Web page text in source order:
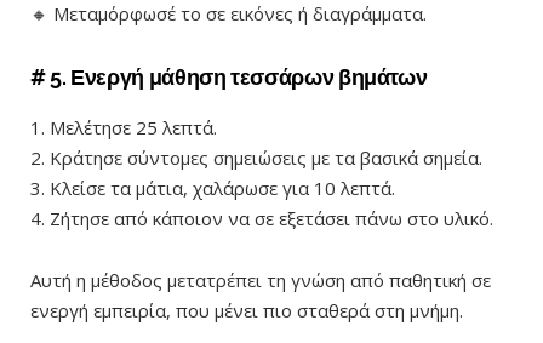
🔸 Μεταμόρφωσέ το σε εικόνες ή διαγράμματα.
# 5. Ενεργή μάθηση τεσσάρων βημάτων
1. Μελέτησε 25 λεπτά.
2. Κράτησε σύντομες σημειώσεις με τα βασικά σημεία.
3. Κλείσε τα μάτια, χαλάρωσε για 10 λεπτά.
4. Ζήτησε από κάποιον να σε εξετάσει πάνω στο υλικό.
Αυτή η μέθοδος μετατρέπει τη γνώση από παθητική σε
ενεργή εμπειρία, που μένει πιο σταθερά στη μνήμη.